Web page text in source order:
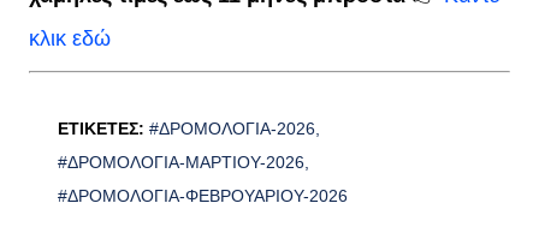
κλικ εδώ
ΕΤΙΚΈΤΕΣ: #ΔΡΟΜΟΛΌΓΙΑ-2026
#ΔΡΟΜΟΛΌΓΙΑ-ΜΑΡΤΊΟΥ-2026
#ΔΡΟΜΟΛΌΓΙΑ-ΦΕΒΡΟΥΑΡΊΟΥ-2026